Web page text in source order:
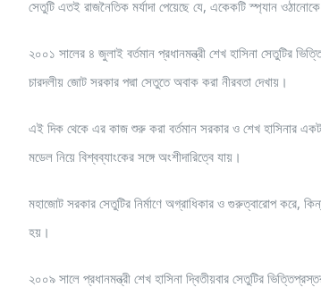
সেতুটি এতই রাজনৈতিক মর্যাদা পেয়েছে যে, একেকটি স্প্যান
২০০১ সালের ৪ জুলাই বর্তমান প্রধানমন্ত্রী শেখ হাসিনা সেতুটির
চারদলীয় জোট সরকার পদ্মা সেতুতে অবাক করা নীরবতা দেখায়।
এই দিক থেকে এর কাজ শুরু করা বর্তমান সরকার ও শেখ হাসিনার
মডেল নিয়ে বিশ্বব্যাংকের সঙ্গে অংশীদারিত্বে যায়।
মহাজোট সরকার সেতুটির নির্মাণে অগ্রাধিকার ও গুরুত্বারোপ করে,
হয়।
২০০৯ সালে প্রধানমন্ত্রী শেখ হাসিনা দ্বিতীয়বার সেতুটির